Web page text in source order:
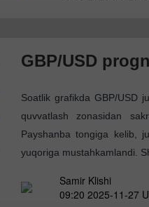
GBP/USD
Soatlik grafikda GBP/USD
quvvatlash zonasidan
Payshanba tongiga kelib,
yuqoriga mustahkamlandi.
Samir Klishi
09:20 2025-11-27